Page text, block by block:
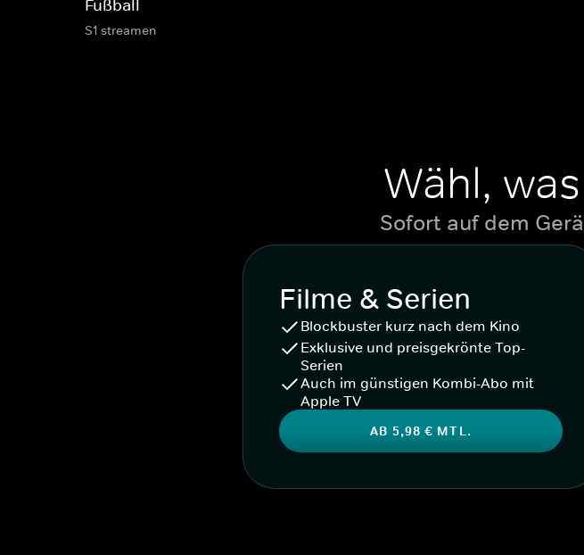
Fußball
S1 streamen
Wähl,
Sofort auf dem
Filme & Serien
Blockbuster kurz nach dem Kino
Exklusive und preisgekrönte Top-
Serien
Auch im günstigen Kombi-Abo mit
Apple TV
AB 5,98 € MTL.